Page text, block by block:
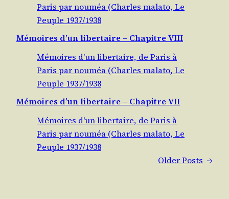
Paris par nouméa (Charles malato, Le
Peuple 1937/1938
Mémoires d’un libertaire – Chapitre VIII
Mémoires d'un libertaire, de Paris à
Paris par nouméa (Charles malato, Le
Peuple 1937/1938
Mémoires d’un libertaire – Chapitre VII
Mémoires d'un libertaire, de Paris à
Paris par nouméa (Charles malato, Le
Peuple 1937/1938
Older Posts →